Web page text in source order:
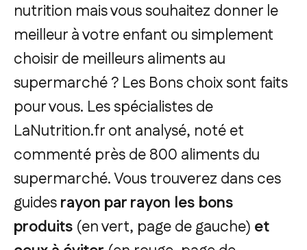
nutrition mais vous souhaitez donner le
meilleur à votre enfant ou simplement
choisir de meilleurs aliments au
supermarché ? Les Bons choixsont faits
pour vous. Les spécialistes de
LaNutrition.fr ont analysé, noté et
commenté près de 800 aliments du
supermarché. Vous trouverez dans ces
guidesrayon par rayon les bons
produits (en vert, page de gauche) et